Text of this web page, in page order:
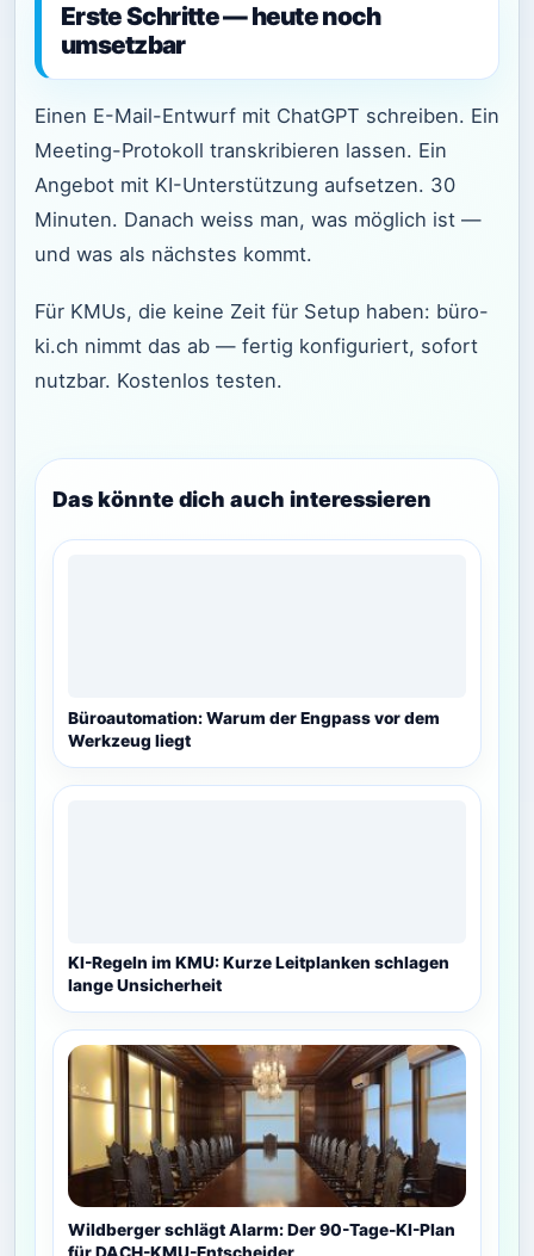
Erste Schritte — heute noch
umsetzbar
Einen E-Mail-Entwurf mit ChatGPT schreiben. Ein
Meeting-Protokoll transkribieren lassen. Ein
Angebot mit KI-Unterstützung aufsetzen. 30
Minuten. Danach weiss man, was möglich ist —
und was als nächstes kommt.
Für KMUs, die keine Zeit für Setup haben: büro-
ki.ch nimmt das ab — fertig konfiguriert, sofort
nutzbar. Kostenlos testen.
Das könnte dich auch interessieren
Büroautomation: Warum der Engpass vor dem
Werkzeug liegt
KI-Regeln im KMU: Kurze Leitplanken schlagen
lange Unsicherheit
Wildberger schlägt Alarm: Der 90-Tage-KI-Plan